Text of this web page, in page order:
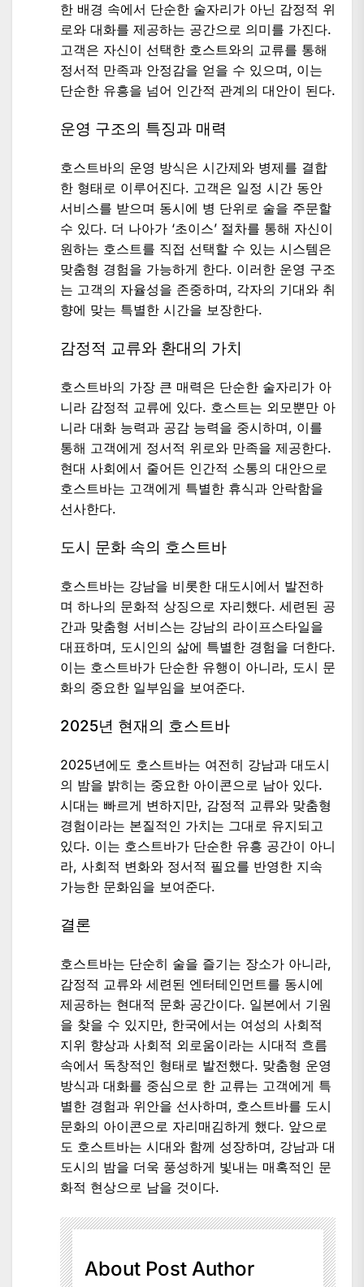
한 배경 속에서 단순한 술자리가 아닌 감정적 위
로와 대화를 제공하는 공간으로 의미를 가진다.
고객은 자신이 선택한 호스트와의 교류를 통해
정서적 만족과 안정감을 얻을 수 있으며, 이는
단순한 유흥을 넘어 인간적 관계의 대안이 된다.
운영 구조의 특징과 매력
호스트바의 운영 방식은 시간제와 병제를 결합
한 형태로 이루어진다. 고객은 일정 시간 동안
서비스를 받으며 동시에 병 단위로 술을 주문할
수 있다. 더 나아가 ‘초이스’ 절차를 통해 자신이
원하는 호스트를 직접 선택할 수 있는 시스템은
맞춤형 경험을 가능하게 한다. 이러한 운영 구조
는 고객의 자율성을 존중하며, 각자의 기대와 취
향에 맞는 특별한 시간을 보장한다.
감정적 교류와 환대의 가치
호스트바의 가장 큰 매력은 단순한 술자리가 아
니라 감정적 교류에 있다. 호스트는 외모뿐만 아
니라 대화 능력과 공감 능력을 중시하며, 이를
통해 고객에게 정서적 위로와 만족을 제공한다.
현대 사회에서 줄어든 인간적 소통의 대안으로
호스트바는 고객에게 특별한 휴식과 안락함을
선사한다.
도시 문화 속의 호스트바
호스트바는 강남을 비롯한 대도시에서 발전하
며 하나의 문화적 상징으로 자리했다. 세련된 공
간과 맞춤형 서비스는 강남의 라이프스타일을
대표하며, 도시인의 삶에 특별한 경험을 더한다.
이는 호스트바가 단순한 유행이 아니라, 도시 문
화의 중요한 일부임을 보여준다.
2025년 현재의 호스트바
2025년에도 호스트바는 여전히 강남과 대도시
의 밤을 밝히는 중요한 아이콘으로 남아 있다.
시대는 빠르게 변하지만, 감정적 교류와 맞춤형
경험이라는 본질적인 가치는 그대로 유지되고
있다. 이는 호스트바가 단순한 유흥 공간이 아니
라, 사회적 변화와 정서적 필요를 반영한 지속
가능한 문화임을 보여준다.
결론
호스트바는 단순히 술을 즐기는 장소가 아니라,
감정적 교류와 세련된 엔터테인먼트를 동시에
제공하는 현대적 문화 공간이다. 일본에서 기원
을 찾을 수 있지만, 한국에서는 여성의 사회적
지위 향상과 사회적 외로움이라는 시대적 흐름
속에서 독창적인 형태로 발전했다. 맞춤형 운영
방식과 대화를 중심으로 한 교류는 고객에게 특
별한 경험과 위안을 선사하며, 호스트바를 도시
문화의 아이콘으로 자리매김하게 했다. 앞으로
도 호스트바는 시대와 함께 성장하며, 강남과 대
도시의 밤을 더욱 풍성하게 빛내는 매혹적인 문
화적 현상으로 남을 것이다.
About Post Author